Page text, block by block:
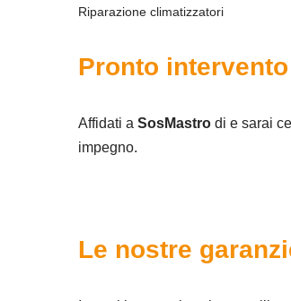
Riparazione climatizzatori
Pronto
Affidati a SosMastro di e sarai
impegno.
Le nostre